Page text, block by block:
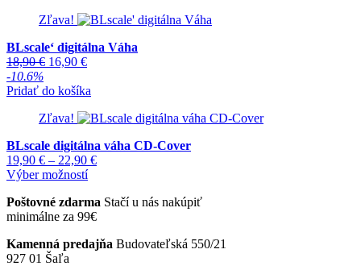
Zľava!
BLscale‘ digitálna Váha
18,90€ Pôvodná
bola:
16,90 €Aktuálna
je:
-10.6%
Pridať do košíka
Zľava!
BLscale digitálna váha CD-Cover
19,90 € – 22,90 €Price
through
22,90 €
Výber možnostíTento
má
viacero
Možnosti
Poštovné zdarma Stačí u nás nakúpiť
minimálne za 99€
Kamenná predajňa Budovateľská 550/21
927 01 Šaľa